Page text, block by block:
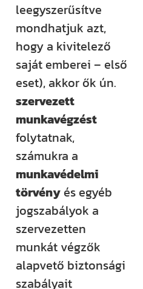
leegyszerűsítve
mondhatjuk azt,
hogy a kivitelező
saját emberei – első
eset), akkor ők ún.
szervezett
munkavégzést
folytatnak,
számukra a
munkavédelmi
törvény és egyéb
jogszabályok a
szervezetten
munkát végzők
alapvető biztonsági
szabályait